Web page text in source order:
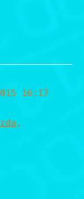
16:17
,